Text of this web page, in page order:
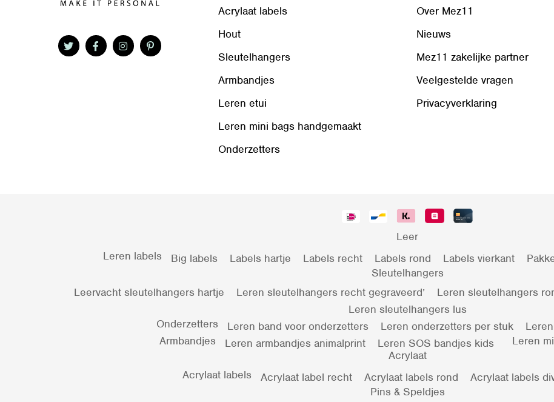
Acrylaat labels
Hout
Sleutelhangers
Armbandjes
Leren etui
Leren mini bags handgemaakt
Onderzetters
Over Mez11
Nieuws
Mez11 zakelijke partner
Veelgestelde vragen
Privacyverklaring
Leer
Leren labels
Big labels Labels hartje Labels recht Labels rond Labels vierkant
Sleutelhangers
Leervacht sleutelhangers hartje
Leren sleutelhangers recht gegraveerd’ Leren sleutelhangers
Leren sleutelhangers lus
Onderzetters
Leren band voor onderzetters Leren onderzetters per stuk
Armbandjes
Leren armbandjes animalprint Leren SOS bandjes kids
Leren
Acrylaat
Acrylaat labels
Acrylaat label recht Acrylaat labels rond
Acrylaat labels
Pins & Speldjes